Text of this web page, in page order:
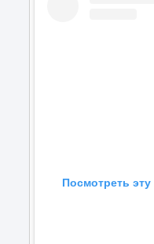
Посмотреть